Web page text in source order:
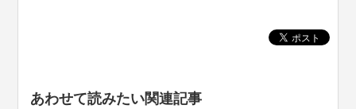
あわせて読みたい関連記事